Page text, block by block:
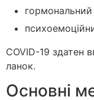
гормональний
COVID-19 здатен
ланок.
Основні